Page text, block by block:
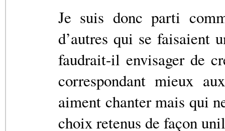
Je suis donc parti
d’autres qui se faisaient
faudrait-il envisager de
correspondant mieux
aiment chanter mais qui
choix retenus de façon